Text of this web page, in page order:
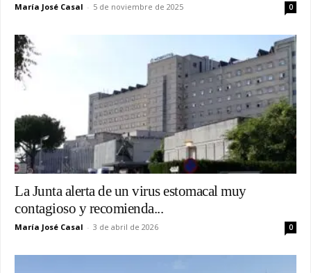
María José Casal - 5 de noviembre de 2025 0
La Junta alerta de un virus estomacal muy
contagioso y recomienda...
María José Casal - 3 de abril de 2026 0